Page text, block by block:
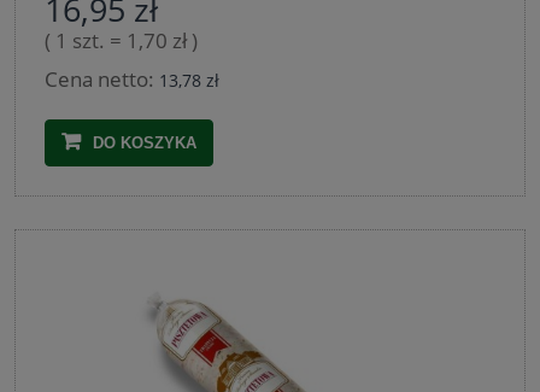
16,95 zł
( 1 szt. = 1,70 zł )
Cena netto: 13,78 zł
DO KOSZYKA